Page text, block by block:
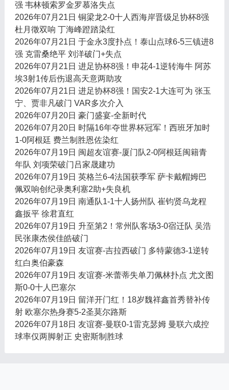
强 韦林顿索罗金罗慕洛失点
2026年07月21日 铜梁龙2-0十人西海岸晋级足协杯8强
杜月徵双响 丁海峰蹬踏染红
2026年07月21日 于金永3度扑点！泰山点球6-5三镇进8
强 克雷桑绝平 刘洋破门+失点
2026年07月21日 进足协杯8强！申花4-1逆转海牛 阿苏
埃3射1传后伤退高天意两助攻
2026年07月21日 进足协杯8强！国安2-1大连可为 张玉
宁、贾非凡破门 VAR多次介入
2026年07月20日 豪门盛宴-全新时代
2026年07月20日 时隔16年夺世界杯冠军！西班牙加时
1-0阿根廷 费兰制胜恩佐染红
2026年07月19日 闽超友谊赛-厦门队2-0阿根廷闽籍青
年队 刘项荣破门吕家晟建功
2026年07月19日 英格兰6-4法国获季军 萨卡戴帽姆巴
佩双响创纪录奥利塞2助+失良机
2026年07月19日 南通队1-1十人扬州队 崔钧贤乌龙程
鑫扳平 徐君直红
2026年07月19日 升至第2！常州队客场3-0宿迁队 吴浩
民张康杰侯佳皓破门
2026年07月19日 友谊赛-吉拉西破门 多特蒙德3-1逆转
红白奥伯豪森
2026年07月19日 友谊赛-米蕾蒂失单刀佩林扑点 尤文图
斯0-0十人巴塞尔
2026年07月19日 留洋开门红！18岁魏祥鑫首秀替补传
射 欧塞尔热身赛5-2圣莫尔路斯
2026年07月18日 友谊赛-曼联0-1雷克瑟姆 曼联六成控
球率仅两脚射正 史密斯制胜球